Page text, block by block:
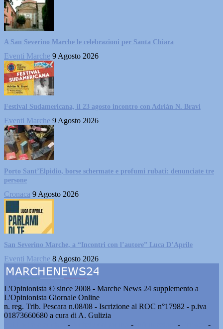
A San Severino Marche le celebrazioni per Santa Chiara
Eventi Marche 9 Agosto 2026
Festival Sudamericana, il 23 agosto incontro con Adrián N. Bravi
Eventi Marche 9 Agosto 2026
Porto Sant’Elpidio, borse schermate e profumi rubati: denunciate tre
persone
Cronaca 9 Agosto 2026
San Severino Marche, a “Incontri con l’autore” Luca D’Aprile
Eventi Marche 8 Agosto 2026
L'Opinionista © since 2008 - Marche News 24 supplemento a
L'Opinionista Giornale Online
n. reg. Trib. Pescara n.08/08 - Iscrizione al ROC n°17982 - p.iva
01873660680 a cura di A. Gulizia
- - -
-